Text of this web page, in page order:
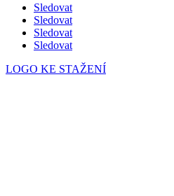
Sledovat
Sledovat
Sledovat
Sledovat
LOGO KE STAŽENÍ